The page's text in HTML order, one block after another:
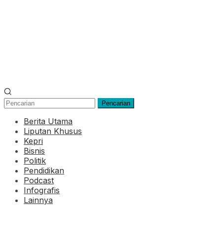
Pencarian
Berita Utama
Liputan Khusus
Kepri
Bisnis
Politik
Pendidikan
Podcast
Infografis
Lainnya